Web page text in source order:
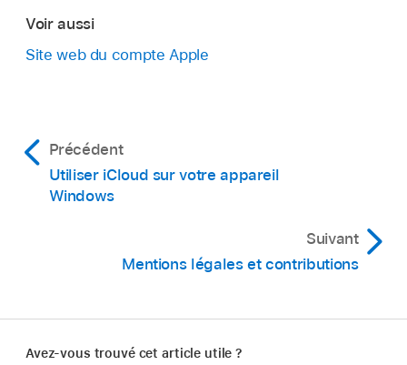
Voir aussi
Site web du compte Apple
Précédent
Utiliser iCloud sur votre appareil
Windows
Suivant
Mentions légales et contributions
Avez-vous trouvé cet article utile ?